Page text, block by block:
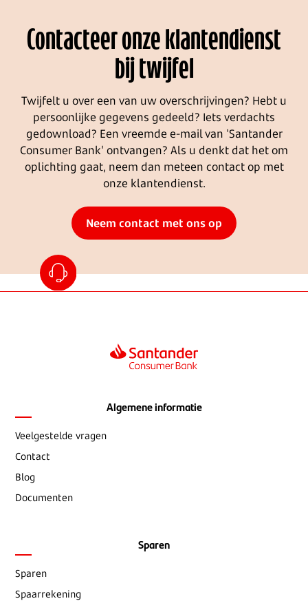
Contacteer onze klantendienst
bij twijfel
Twijfelt u over een van uw overschrijvingen? Hebt u
persoonlijke gegevens gedeeld? Iets verdachts
gedownload? Een vreemde e-mail van 'Santander
Consumer Bank' ontvangen? Als u denkt dat het om
oplichting gaat, neem dan meteen contact op met
onze klantendienst.
Neem contact met ons op
Algemene informatie
Veelgestelde vragen
Contact
Blog
Documenten
Sparen
Sparen
Spaarrekening